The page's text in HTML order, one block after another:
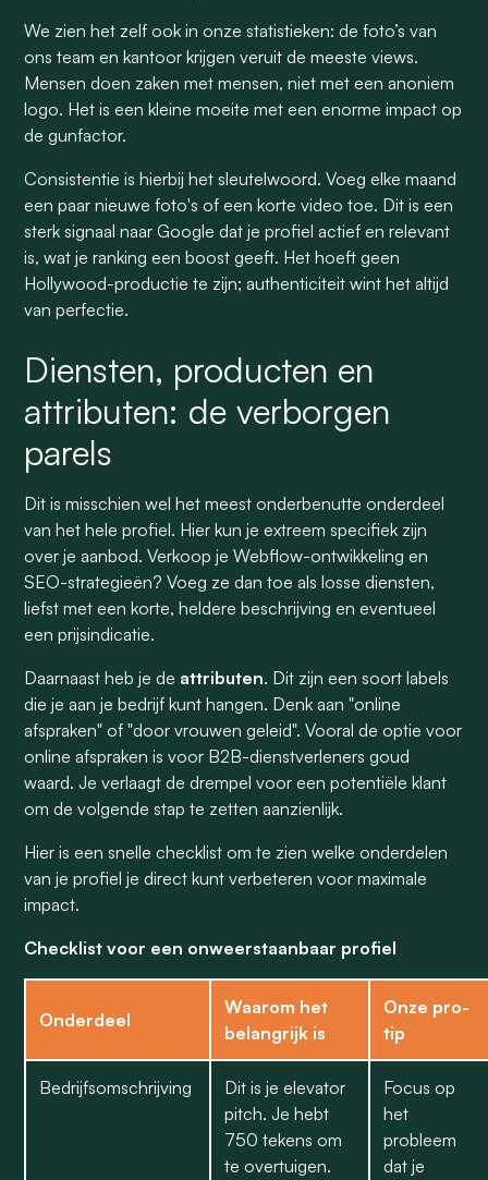
We zien het zelf ook in onze statistieken: de foto’s van
ons team en kantoor krijgen veruit de meeste views.
Mensen doen zaken met mensen, niet met een anoniem
logo. Het is een kleine moeite met een enorme impact op
de gunfactor.
Consistentie is hierbij het sleutelwoord. Voeg elke maand
een paar nieuwe foto's of een korte video toe. Dit is een
sterk signaal naar Google dat je profiel actief en relevant
is, wat je ranking een boost geeft. Het hoeft geen
Hollywood-productie te zijn; authenticiteit wint het altijd
van perfectie.
Diensten, producten en
attributen: de verborgen
parels
Dit is misschien wel het meest onderbenutte onderdeel
van het hele profiel. Hier kun je extreem specifiek zijn
over je aanbod. Verkoop je Webflow-ontwikkeling en
SEO-strategieën? Voeg ze dan toe als losse diensten,
liefst met een korte, heldere beschrijving en eventueel
een prijsindicatie.
Daarnaast heb je de attributen. Dit zijn een soort labels
die je aan je bedrijf kunt hangen. Denk aan "online
afspraken" of "door vrouwen geleid". Vooral de optie voor
online afspraken is voor B2B-dienstverleners goud
waard. Je verlaagt de drempel voor een potentiële klant
om de volgende stap te zetten aanzienlijk.
Hier is een snelle checklist om te zien welke onderdelen
van je profiel je direct kunt verbeteren voor maximale
impact.
Checklist voor een onweerstaanbaar profiel
Onderdeel
Waarom het
belangrijk is
Onze pro-
tip
Bedrijfsomschrijving
Dit is je elevator
pitch. Je hebt
750 tekens om
te overtuigen.
Focus op
het
probleem
dat je